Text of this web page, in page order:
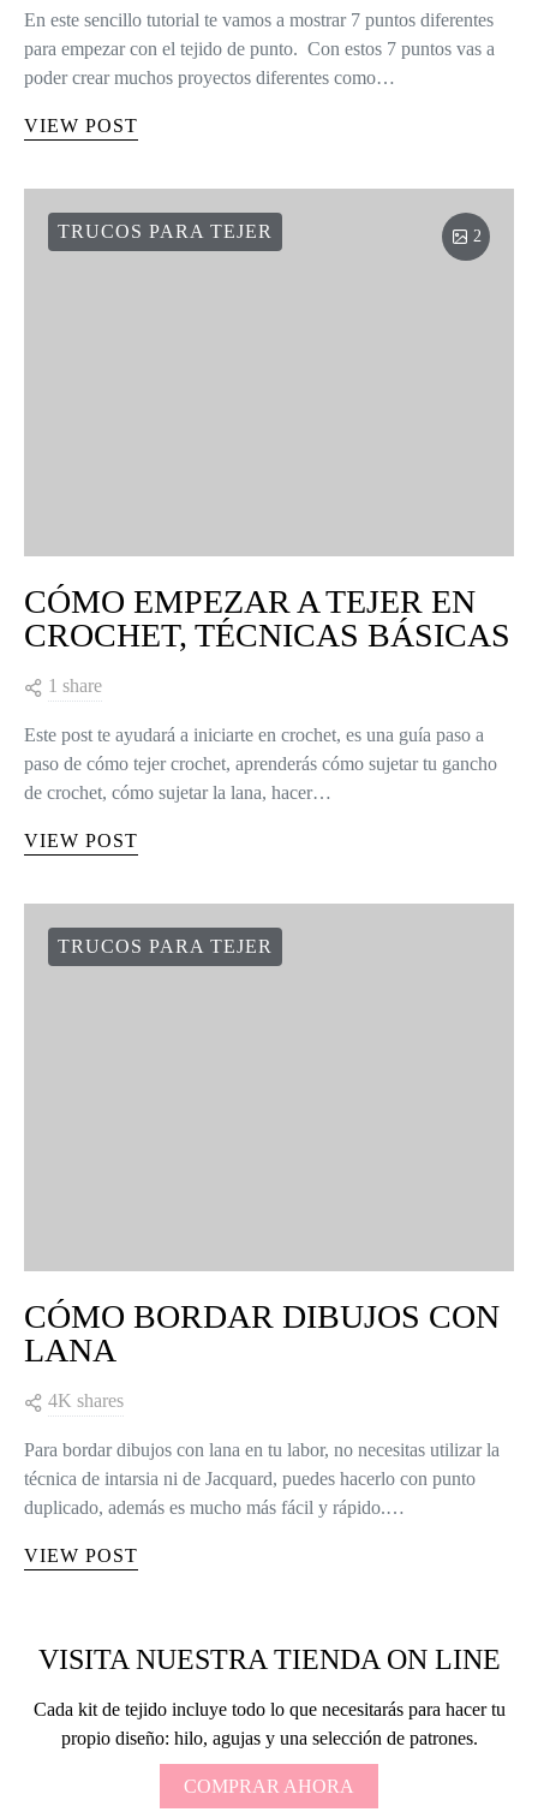
En este sencillo tutorial te vamos a mostrar 7 puntos diferentes
para empezar con el tejido de punto. Con estos 7 puntos vas a
poder crear muchos proyectos diferentes como…
VIEW POST
TRUCOS PARA TEJER 2
CÓMO EMPEZAR A TEJER EN
CROCHET, TÉCNICAS BÁSICAS
1 share
Este post te ayudará a iniciarte en crochet, es una guía paso a
paso de cómo tejer crochet, aprenderás cómo sujetar tu gancho
de crochet, cómo sujetar la lana, hacer…
VIEW POST
TRUCOS PARA TEJER
CÓMO BORDAR DIBUJOS CON
LANA
4K shares
Para bordar dibujos con lana en tu labor, no necesitas utilizar la
técnica de intarsia ni de Jacquard, puedes hacerlo con punto
duplicado, además es mucho más fácil y rápido.…
VIEW POST
VISITA NUESTRA TIENDA ON LINE
Cada kit de tejido incluye todo lo que necesitarás para hacer tu
propio diseño: hilo, agujas y una selección de patrones.
COMPRAR AHORA